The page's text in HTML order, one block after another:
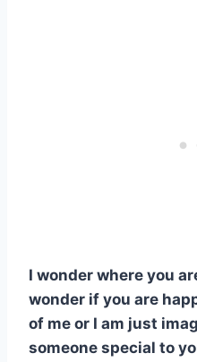
I wonder where you
wonder if you are
of me or I am just
someone special to